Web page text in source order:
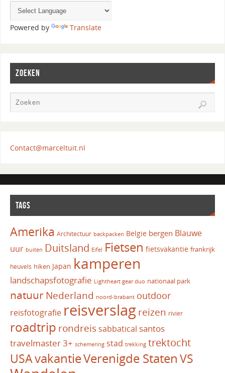
Powered by Translate
ZOEKEN
Contact@marceltuit.nl
TAGS
Amerika Architectuur backpacken Belgie bergen Blauwe
uur buiten Duitsland Eifel Fietsen fietsvakantie frankrijk
heuvels hiken Japan kamperen
landschapsfotografie Lightheart gear duo nationaal park
natuur Nederland noord-brabant outdoor
reisfotografie reisverslag reizen rivier
roadtrip rondreis sabbatical santos
travelmaster 3+ schemering stad trekking trektocht
USAvakantieVerenigde StatenVS